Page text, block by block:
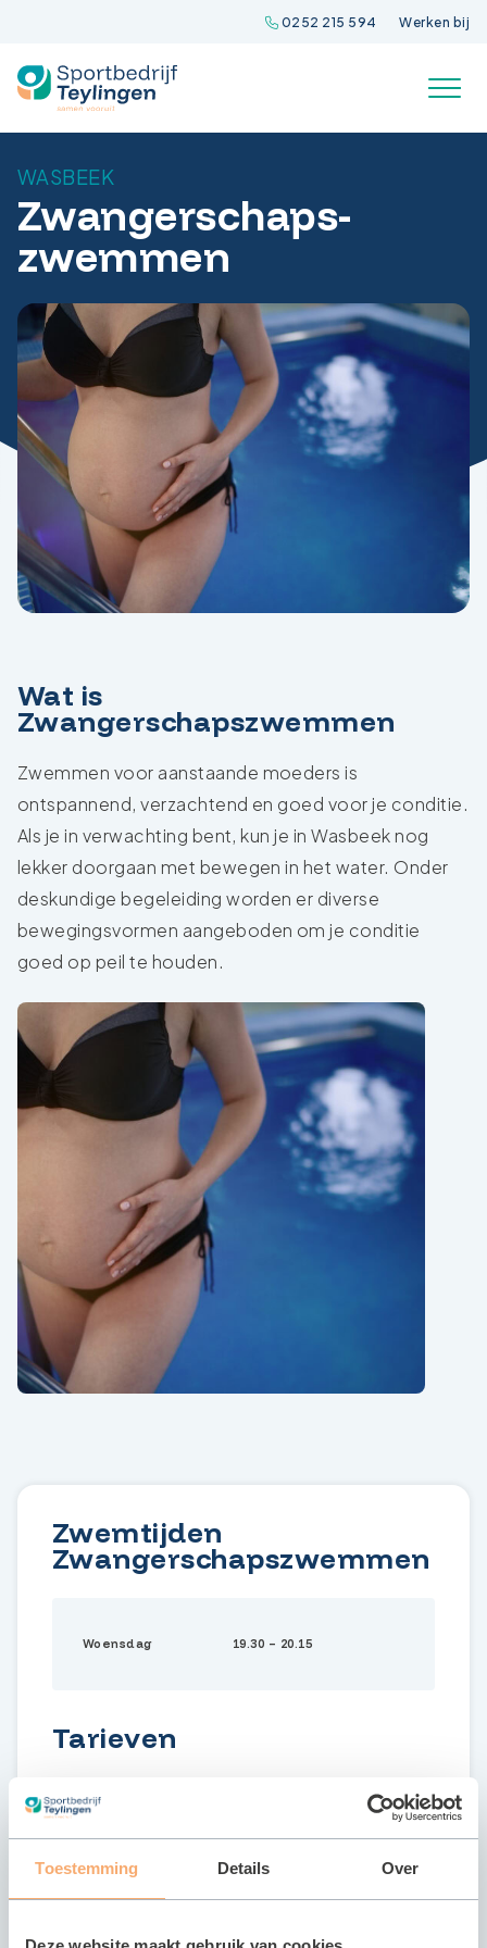
Toestemming Details Over
inhoud
0252 215 594 Werken bij
WASBEEK
Zwangerschaps-
zwemmen
Wat is
Zwangerschapszwemmen
Zwemmen voor aanstaande moeders is
ontspannend, verzachtend en goed voor je conditie.
Als je in verwachting bent, kun je in Wasbeek nog
lekker doorgaan met bewegen in het water. Onder
deskundige begeleiding worden er diverse
bewegingsvormen aangeboden om je conditie
goed op peil te houden.
Zwemtijden
Zwangerschapszwemmen
Woensdag 19.30 – 20.15
Tarieven